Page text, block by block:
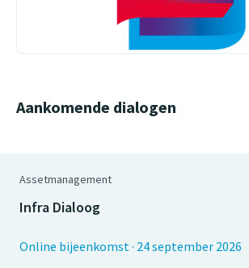
Aankomende dialogen
Assetmanagement
Infra Dialoog
Online bijeenkomst· 24 september 2026